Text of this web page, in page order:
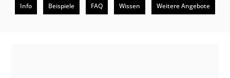
Info Beispiele FAQ Wissen Weitere Angebote